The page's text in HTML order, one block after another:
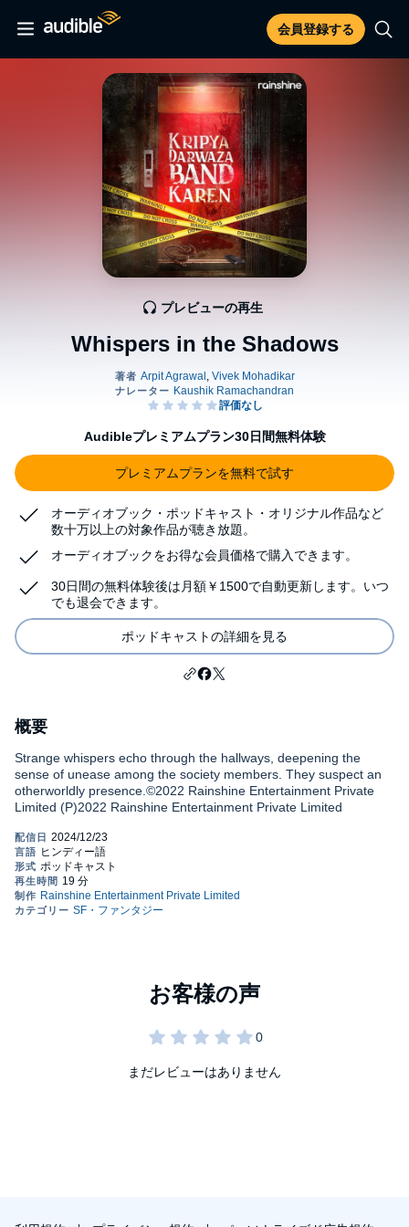
会員登録する
Whispers in the Shadows
プレビューの再生
Audibleプレミアムプラン30日間無料体験
プレミアムプランを無料で試す
オーディオブック・ポッドキャスト・オリジナル作品など
数十万以上の対象作品が聴き放題。
オーディオブックをお得な会員価格で購入できます。
30日間の無料体験後は月額￥1500で自動更新します。いつ
でも退会できます。
ポッドキャストの詳細を見る
概要
Strange whispers echo through the hallways, deepening the
sense of unease among the society members. They suspect an
otherworldly presence.©2022 Rainshine Entertainment Private
Limited (P)2022 Rainshine Entertainment Private Limited
まだレビューはありません